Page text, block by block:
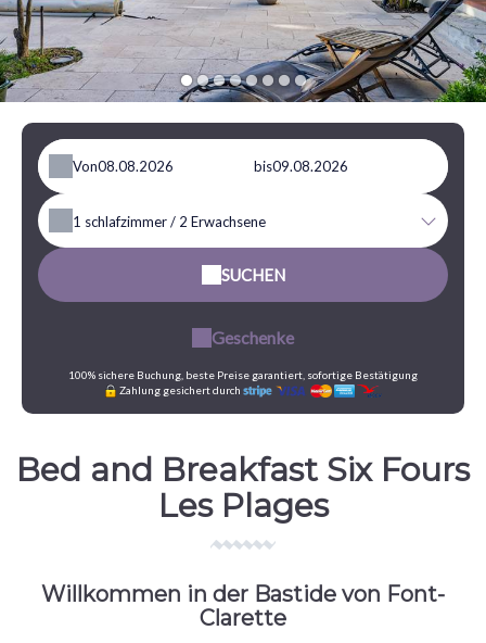
1 2 3 4 5 6 7 8
Von bis
1 schlafzimmer / 2 Erwachsene
SUCHEN
Geschenke
100% sichere Buchung, beste Preise garantiert, sofortige Bestätigung
Zahlung gesichert durch
Bed and Breakfast Six Fours
Les Plages
Willkommen in der Bastide von Font-
Clarette